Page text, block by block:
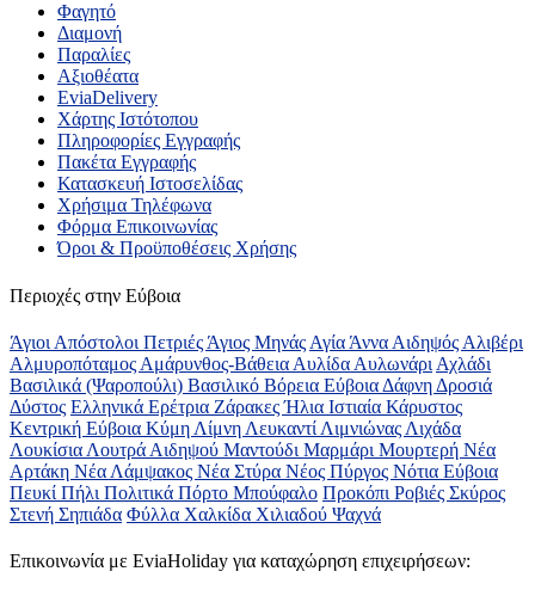
Φαγητό
Διαμονή
Παραλίες
Αξιοθέατα
EviaDelivery
Χάρτης Ιστότοπου
Πληροφορίες Εγγραφής
Πακέτα Εγγραφής
Κατασκευή Ιστοσελίδας
Χρήσιμα Τηλέφωνα
Φόρμα Επικοινωνίας
Όροι & Προϋποθέσεις Xρήσης
Περιοχές στην Εύβοια
Άγιοι Απόστολοι Πετριές Άγιος Μηνάς Αγία Άννα Αιδηψός Αλιβέρι
Αλμυροπόταμος Αμάρυνθος-Βάθεια Αυλίδα Αυλωνάρι Αχλάδι
Βασιλικά (Ψαροπούλι) Βασιλικό Βόρεια Εύβοια Δάφνη Δροσιά
Δύστος Ελληνικά Ερέτρια ΖάρακεςΉλια Ιστιαία Κάρυστος
Κεντρική Εύβοια Κύμη Λίμνη Λευκαντί Λιμνιώνας Λιχάδα
Λουκίσια Λουτρά Αιδηψού Μαντούδι Μαρμάρι Μουρτερή Νέα
Αρτάκη Νέα Λάμψακος Νέα Στύρα Νέος Πύργος Νότια Εύβοια
Πευκί Πήλι Πολιτικά Πόρτο Μπούφαλο Προκόπι Ροβιές Σκύρος
Στενή Σηπιάδα Φύλλα Χαλκίδα Χιλιαδού Ψαχνά
Επικοινωνία με ΕviaHoliday για καταχώρηση επιχειρήσεων: